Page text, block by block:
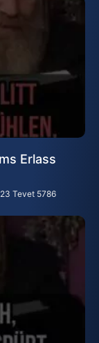
Erlass
Tevet 5786